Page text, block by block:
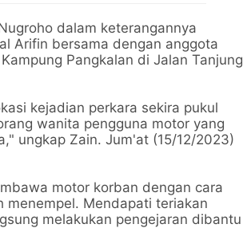
dalam keterangannya
Arifin bersama dengan anggota
Pangkalan di Jalan Tanjung
kejadian perkara sekira pukul
wanita pengguna motor yang
ungkap Zain. Jum'at (15/12/2023)
motor korban dengan cara
menempel. Mendapati teriakan
melakukan pengejaran dibantu